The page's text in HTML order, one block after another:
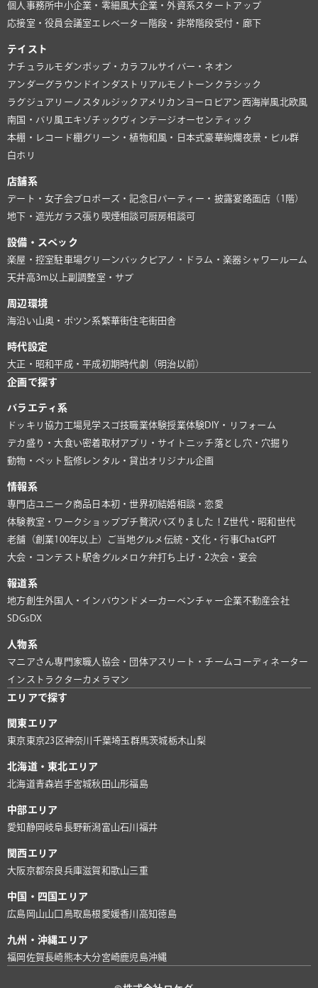
個人事務所中小企業・零細風大企業・外資系スタートアップ
応接室・役員会議室 エレベーター 階段・非常階段受付・廊下
テイスト
ナチュラルモダンポップ・カラフルサイバー・ネオン
アンダーグラウンド インダストリアルモノトーン クラシック
ラグジュアリー ノスタルジック アメリカン ヨーロピアン 西海岸風北欧風
南国・バリ風 エキゾチック ヴィンテージ オーセンティック
本棚・レコード棚グリーン・植物和風・日本式豪華絢爛夜景・ビル群
白ホリ
店舗系
デート・女子会プロポーズ・記念日 パーティー・披露宴路面店（1階）
地下・遮光ガラス張り 喫煙相談可 厨房相談可
設備・スペック
楽屋・控室駐車場グリーンバック ピアノ・ドラム・楽器シャワールーム
天井高3m以上副調整室・サブ
周辺環境
海沿い山奥・ポツン系繁華街住宅街田舎
時代設定
大正・昭和平成・平成初期時代劇（明治以前）
企画で探す
バラエティ系
ドッキリ協力 工場見学 スゴ技職業体験授業体験 DIY・リフォーム
デカ盛り・大食い密着取材アプリ・サイト ニッチ落とし穴・穴掘り
動物・ペット 監修 レンタル・貸出オリジナル企画
情報系
専門店ユニーク商品 日本初・世界初結婚相談・恋愛
体験教室・ワークショッププチ贅沢バズりました！ Z世代・昭和世代
老舗（創業100年以上）
ご当地グルメ 伝統・文化・行事ChatGPT
大会・コンテスト 駅舎グルメ ロケ弁打ち上げ・2次会・宴会
報道系
地方創生外国人・インバウンド メーカー ベンチャー企業不動産会社
SDGs DX
人物系
マニアさん専門家 職人 協会・団体アスリート・チーム コーディネーター
インストラクターカメラマン
エリアで探す
関東エリア
東京 東京23区神奈川 千葉埼玉群馬茨城栃木山梨
北海道・東北エリア
北海道青森岩手宮城秋田 山形福島
中部エリア
愛知 静岡 岐阜長野新潟富山石川 福井
関西エリア
大阪京都奈良兵庫滋賀和歌山 三重
中国・四国エリア
広島 岡山山口 鳥取島根 愛媛香川 高知徳島
九州・沖縄エリア
福岡 佐賀長崎熊本大分宮崎鹿児島沖縄